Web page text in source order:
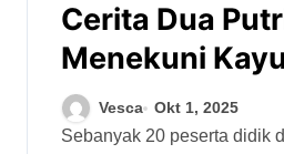
Cerita Dua
Menekuni
Masa Depan
Vesca Okt 1, 2025
Sebanyak 20 peserta didik dari SMK Negeri 1